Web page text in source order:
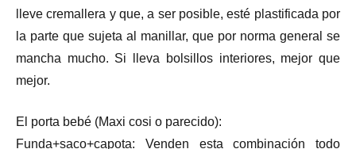
lleve cremallera y que, a ser posible, esté plastificada por
la parte que sujeta al manillar, que por norma general se
mancha mucho. Si lleva bolsillos interiores, mejor que
mejor.
El porta bebé (Maxi cosi o parecido):
Funda+saco+capota: Venden esta combinación todo